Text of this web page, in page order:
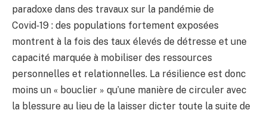
paradoxe dans des travaux sur la pandémie de
Covid‑19 : des populations fortement exposées
montrent à la fois des taux élevés de détresse et une
capacité marquée à mobiliser des ressources
personnelles et relationnelles. La résilience est donc
moins un « bouclier » qu’une manière de circuler avec
la blessure au lieu de la laisser dicter toute la suite de